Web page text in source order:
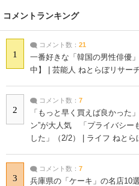
コメントランキング
1
コメント数： 21
一番好きな「韓国の男性俳優
中】 | 芸能人 ねとらぼリサー
2
コメント数： 7
「もっと早く買えば良かっ
ン”が大人気 「プライバシー
した」（2/2） | ライフ ねとら
3
コメント数： 7
兵庫県の「ケーキ」の名店10